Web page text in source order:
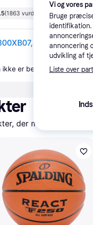
(1863 vurderinger)
ikke er betalende kunde i
der matcher dine
Vi og vores
Bruge
identifikation.
annoncering
udvikling af
Liste over